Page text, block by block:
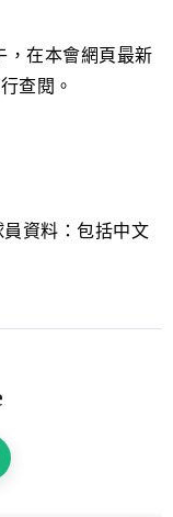
在本會網頁最新
查閱。
資料：包括中文